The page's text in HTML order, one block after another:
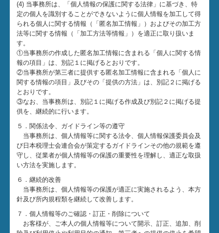
(4) 当事務所は、「個人情報の保護に関する法律」に基づき、特
定の個人を識別することができないように個人情報を加工して得
られる個人に関する情報（「匿名加工情報」）およびその加工方
法等に関する情報（「加工方法等情報」）を適正に取り扱いま
す。
①当事務所の作成した匿名加工情報に含まれる「個人に関する情
報の項目」は、別記１に掲げるとおりです。
②当事務所が第三者に提供する匿名加工情報に含まれる「個人に
関する情報の項目」及びその「提供の方法」は、別記２に掲げる
とおりです。
③なお、当事務所は、別記１に掲げる作成及び別記２に掲げる提
供を、継続的に行います。
５．関係法令、ガイドライン等の遵守
当事務所は、個人情報等に関する法令、個人情報保護委員会及
び日本税理士会連合会が策定するガイドラインその他の規範を遵
守し、従業者が個人情報等の保護の重要性を理解し、適正な取扱
い方法を実施します。
６．継続的改善
当事務所は、個人情報等の保護が適正に実施されるよう、本方
針及び所内規程類を継続して改善します。
７．個人情報等のご確認・訂正・削除について
お客様が、ご本人の個人情報等について開示、訂正、追加、削